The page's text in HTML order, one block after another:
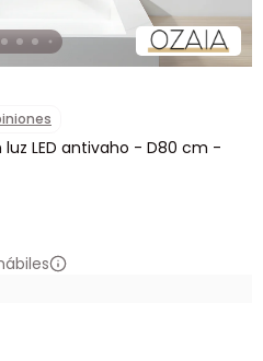
LED antivaho - D80 cm -